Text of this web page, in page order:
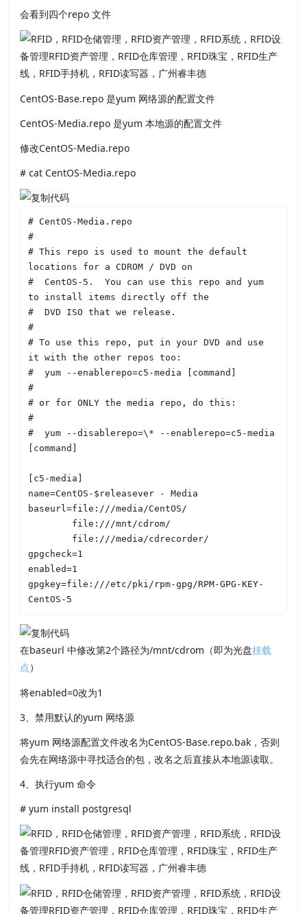
会看到四个repo 文件
CentOS-Base.repo 是yum 网络源的配置文件
CentOS-Media.repo 是yum 本地源的配置文件
修改CentOS-Media.repo
# cat CentOS-Media.repo
# CentOS-Media.repo
#
# This repo is used to mount the default
locations for a CDROM / DVD on
#  CentOS-5.  You can use this repo and yum
to install items directly off the
#  DVD ISO that we release.
#
# To use this repo, put in your DVD and use
it with the other repos too:
#  yum --enablerepo=c5-media [command]
#
# or for ONLY the media repo, do this:
#
#  yum --disablerepo=\* --enablerepo=c5-media
[command]
[c5-media]
name=CentOS-$releasever - Media
baseurl=file:///media/CentOS/
gpgcheck=1
enabled=1
gpgkey=file:///etc/pki/rpm-gpg/RPM-GPG-KEY-
CentOS-5
在baseurl 中修改第2个路径为/mnt/cdrom（即为光盘挂载
点）
将enabled=0改为1
3、禁用默认的yum 网络源
将yum 网络源配置文件改名为CentOS-Base.repo.bak，否则
会先在网络源中寻找适合的包，改名之后直接从本地源读取。
4、执行yum 命令
# yum install postgresql